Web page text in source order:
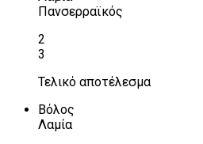
Πανσερραϊκός
2
3
Τελικό αποτέλεσμα
Βόλος
Λαμία